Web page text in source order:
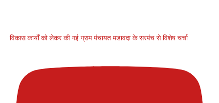
विकास कार्यों को लेकर की गई ग्राम पंचायत मडावदा के सरपंच से विशेष चर्चा